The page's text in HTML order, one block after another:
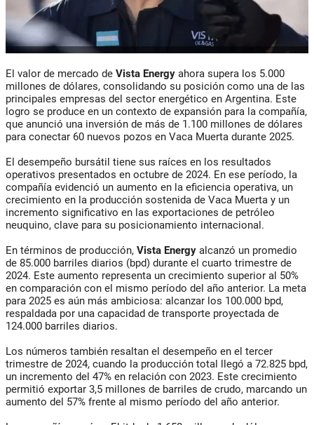
El valor de mercado de Vista Energy ahora supera los 5.000
millones de dólares, consolidando su posición como una de las
principales empresas del sector energético en Argentina. Este
logro se produce en un contexto de expansión para la compañía,
que anunció una inversión de más de 1.100 millones de dólares
para conectar 60 nuevos pozos en Vaca Muerta durante 2025.
El desempeño bursátil tiene sus raíces en los resultados
operativos presentados en octubre de 2024. En ese período, la
compañía evidenció un aumento en la eficiencia operativa, un
crecimiento en la producción sostenida de Vaca Muerta y un
incremento significativo en las exportaciones de petróleo
neuquino, clave para su posicionamiento internacional.
En términos de producción, Vista Energy alcanzó un promedio
de 85.000 barriles diarios (bpd) durante el cuarto trimestre de
2024. Este aumento representa un crecimiento superior al 50%
en comparación con el mismo período del año anterior. La meta
para 2025 es aún más ambiciosa: alcanzar los 100.000 bpd,
respaldada por una capacidad de transporte proyectada de
124.000 barriles diarios.
Los números también resaltan el desempeño en el tercer
trimestre de 2024, cuando la producción total llegó a 72.825 bpd,
un incremento del 47% en relación con 2023. Este crecimiento
permitió exportar 3,5 millones de barriles de crudo, marcando un
aumento del 57% frente al mismo período del año anterior.